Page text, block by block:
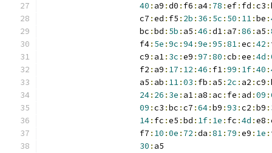
40 : a9 :d0 : f6 : a4: 78 :ef: fd :c3 :
                    c7
:ed : f5 : 2b : 36 : 5c : 50 : 11:be :
                    bc
:bd : 5b : a5 :46 :d1: a7 :86 : a5 :
                    f4
: 5e :9c :94:9e :95 :81:ec :42 :
                    c9
: a1: 3c :e9 :97 :80 :cb :ee :4d :
                    f2
: a9 : 17 : 12 :46 : f1:99 : 1f:40 :
                    a5
: ab : 11:03 : fb : a5 : 2c : a2 :c9 :
24: 26 : 3e : a1: a8 : ac : fe : ad :09 :
09 :c3 :bc :c7 :64:b9 :93 :c2 :b9 :
14: fc :e5 :bd : 1f: 1e : fc :4d :e8 :
                    f7
: 10 :0e : 72 :da :81: 79 :e9 : 1e :
30 : a5